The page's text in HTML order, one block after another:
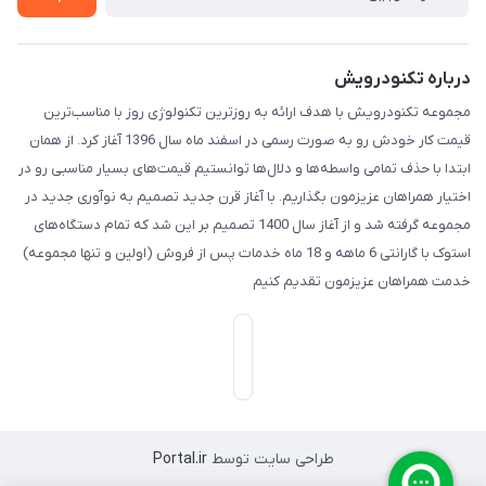
درباره تکنودرویش
مجموعه تکنودرویش با هدف ارائه به روزترین تکنولوژی روز با مناسب‌ترین
قیمت کار خودش رو به صورت رسمی در اسفند ماه سال 1396 آغاز کرد. از همان
ابتدا با حذف تمامی واسطه‌ها و دلال‌ها توانستیم قیمت‌های بسیار مناسبی رو در
اختیار همراهان عزیزمون بگذاریم. با آغاز قرن جدید تصمیم به نوآوری جدید در
مجموعه گرفته شد و از آغاز سال 1400 تصمیم بر این شد که تمام دستگاه‌های
استوک با گارانتی 6 ماهه و 18 ماه خدمات پس از فروش (اولین و تنها مجموعه)
خدمت همراهان عزیزمون تقدیم کنیم
طراحی سایت توسطPortal.ir